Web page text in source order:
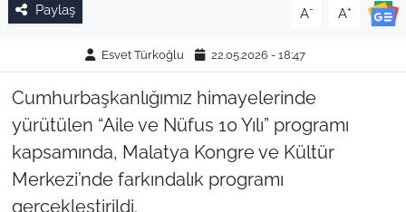
Paylaş A- A+
Esvet Türkoğlu 22.05.2026 - 18:47
Cumhurbaşkanlığımız himayelerinde
yürütülen “Aile ve Nüfus 10 Yılı” programı
kapsamında, Malatya Kongre ve Kültür
Merkezi’nde farkındalık programı
gerçekleştirildi.